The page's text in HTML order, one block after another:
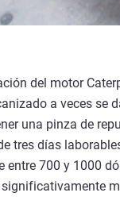
del motor
a veces se
una pinza de
tres días
entre 700 y 1000